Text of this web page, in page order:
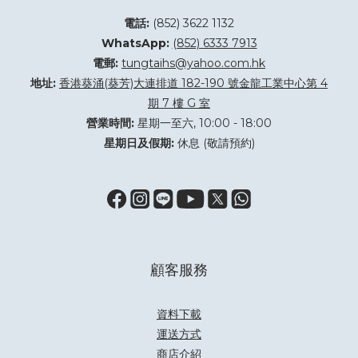
電話: (852) 3622 1132
WhatsApp: (852) 6333 7913
電郵: tungtaihs@yahoo.com.hk
地址: 香港葵涌(葵芳)大連排道 182-190 號金龍工業中心第 4
期 7 樓 G 室
營業時間: 星期一至六, 10:00 - 18:00
星期日及假期:休息 (敬請預約)
顧客服務
資料下載
運送方式
商店介紹